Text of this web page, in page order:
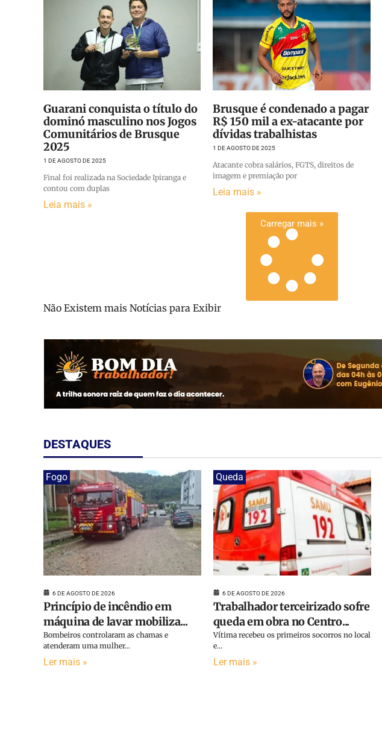
Guarani conquista o título do
dominó masculino nos Jogos
Comunitários de Brusque
2025
1 DE AGOSTO DE 2025
Final foi realizada na Sociedade Ipiranga e
contou com duplas
Leia mais »
Brusque é condenado a pagar
R$ 150 mil a ex-atacante por
dívidas trabalhistas
1 DE AGOSTO DE 2025
Atacante cobra salários, FGTS, direitos de
imagem e premiação por
Leia mais »
Carregar mais »
Não Existem mais Notícias para Exibir
DESTAQUES
Fogo
6 DE AGOSTO DE 2026
Princípio de incêndio em
máquina de lavar mobiliza...
Bombeiros controlaram as chamas e
atenderam uma mulher...
Ler mais »
Queda
6 DE AGOSTO DE 2026
Trabalhador terceirizado sofre
queda em obra no Centro...
Vítima recebeu os primeiros socorros no local
e...
Ler mais »